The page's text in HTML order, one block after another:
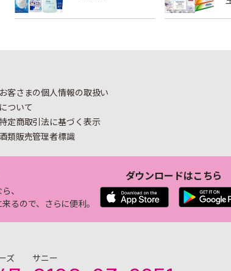
お客さまの個人情報の取扱い
について
定商取引法に基づく表示
類販売管理者標識
、
るので、さらに便利。
ダウンロードはこちら
ズ
サニー